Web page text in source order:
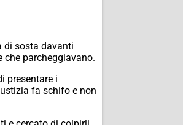
di sosta davanti
che parcheggiavano.
presentare i
fa schifo e non